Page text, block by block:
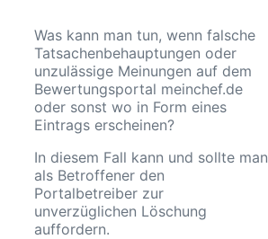
Was kann man tun, wenn falsche
Tatsachenbehauptungen oder
unzulässige Meinungen auf dem
Bewertungsportal meinchef.de
oder sonst wo in Form eines
Eintrags erscheinen?
In diesem Fall kann und sollte man
als Betroffener den
Portalbetreiber zur
unverzüglichen Löschung
auffordern.